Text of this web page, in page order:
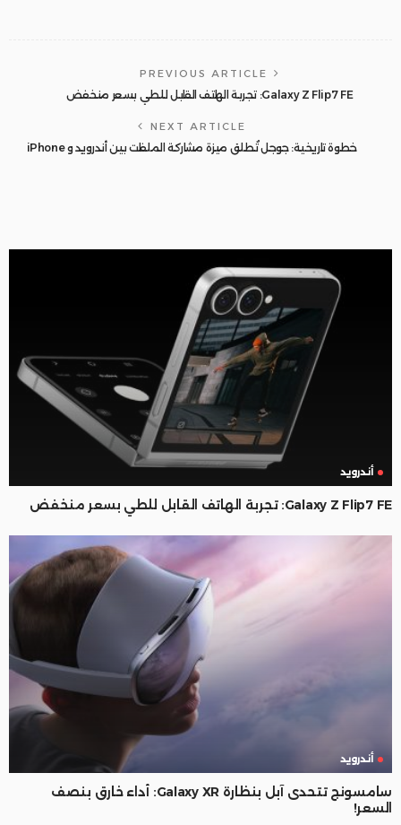
PREVIOUS ARTICLE
Galaxy Z Flip7 FE: تجربة الهاتف القابل للطي بسعر منخفض
NEXT ARTICLE
خطوة تاريخية: جوجل تُطلق ميزة مشاركة الملفات بين أندرويد و iPhone
أندرويد
Galaxy Z Flip7 FE: تجربة الهاتف القابل للطي بسعر منخفض
أندرويد
سامسونج تتحدى آبل بنظارة Galaxy XR: أداء خارق بنصف
السعر!